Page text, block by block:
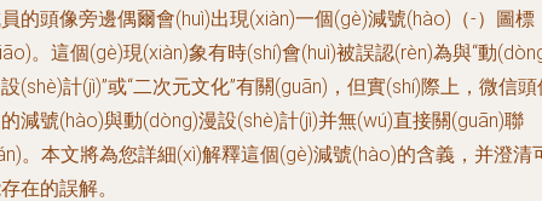
的頭像旁邊偶爾會(huì)出現(xiàn)一個(gè)減號(hào)（-）圖標
。這個(gè)現(xiàn)象有時(shí)會(huì)被誤認(rèn)為與“動
(shè)計(jì)”或“二次元文化”有關(guān)，但實(shí)際上，微信頭
減號(hào)與動(dòng)漫設(shè)計(jì)并無(wú)直接關(guān)聯
。本文將為您詳細(xì)解釋這個(gè)減號(hào)的含義，并澄清
在的誤解。